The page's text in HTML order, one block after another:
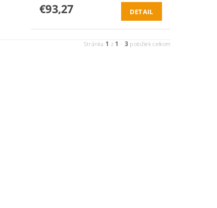
€93,27 DETAIL
Stránka 1 z 1 - 3 položiek celkom